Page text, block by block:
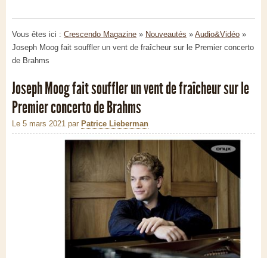
Vous êtes ici : Crescendo Magazine » Nouveautés » Audio&Vidéo »
Joseph Moog fait souffler un vent de fraîcheur sur le Premier concerto
de Brahms
Joseph Moog fait souffler un vent de fraîcheur sur le
Premier concerto de Brahms
Le 5 mars 2021 par Patrice Lieberman